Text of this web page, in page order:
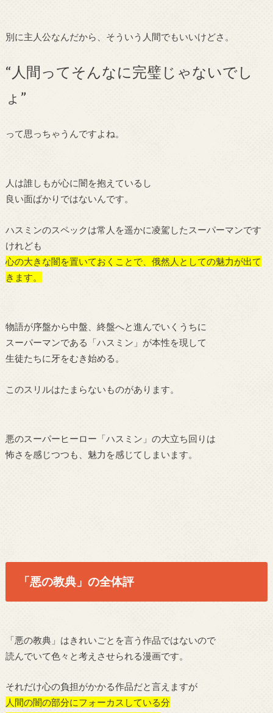
別に主人公なんだから、そういう人間でもいいけどさ。
“人間ってそんなに完璧じゃないでし
ょ”
って思っちゃうんですよね。
人は誰しもが心に闇を抱えているし
良い面ばかりではないんです。
ハスミンのスペックは常人を遥かに凌駕したスーパーマンです
けれども
心の大きな闇を置いておくことで、俄然人としての魅力が出て
きます。
物語が序盤から中盤、終盤へと進んでいくうちに
スーパーマンである「ハスミン」が本性を現して
生徒たちに牙をむき始める。
このスリルはたまらないものがあります。
悪のスーパーヒーロー「ハスミン」の大立ち回りは
怖さを感じつつも、魅力を感じてしまいます。
「悪の教典」の全体評
「悪の教典」はきれいごとを言う作品ではないので
読んでいて色々と考えさせられる漫画です。
それだけ心の負担がかかる作品だと言えますが
人間の闇の部分にフォーカスしている分